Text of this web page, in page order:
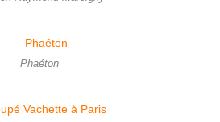
Phaéton